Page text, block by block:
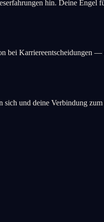
hin. Deine Engel
bei Karriereentscheidungen —
und deine Verbindung